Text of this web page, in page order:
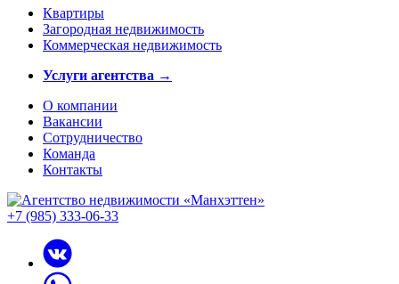
Квартиры
Загородная недвижимость
Коммерческая недвижимость
Услуги агентства →
О компании
Вакансии
Сотрудничество
Команда
Контакты
+7 (985) 333-06-33